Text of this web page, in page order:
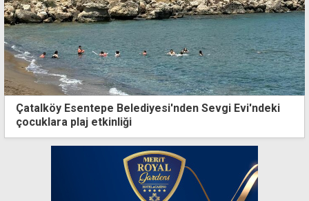
Çatalköy Esentepe Belediyesi'nden Sevgi Evi'ndeki
çocuklara plaj etkinliği